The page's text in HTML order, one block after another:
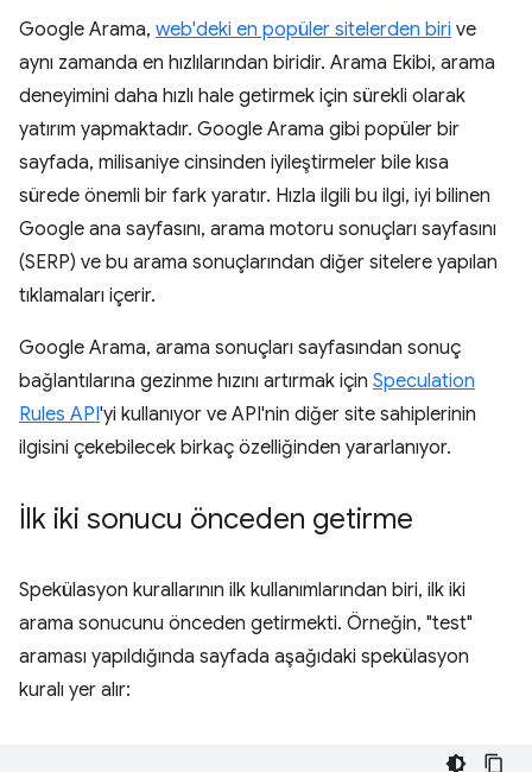
Google Arama, web'deki en popüler sitelerden biri ve
aynı zamanda en hızlılarından biridir. Arama Ekibi, arama
deneyimini daha hızlı hale getirmek için sürekli olarak
yatırım yapmaktadır. Google Arama gibi popüler bir
sayfada, milisaniye cinsinden iyileştirmeler bile kısa
sürede önemli bir fark yaratır. Hızla ilgili bu ilgi, iyi bilinen
Google ana sayfasını, arama motoru sonuçları sayfasını
(SERP) ve bu arama sonuçlarından diğer sitelere yapılan
tıklamaları içerir.
Google Arama, arama sonuçları sayfasından sonuç
bağlantılarına gezinme hızını artırmak için Speculation
Rules API'yi kullanıyor ve API'nin diğer site sahiplerinin
ilgisini çekebilecek birkaç özelliğinden yararlanıyor.
İlk iki sonucu önceden getirme
Spekülasyon kurallarının ilk kullanımlarından biri, ilk iki
arama sonucunu önceden getirmekti. Örneğin, "test"
araması yapıldığında sayfada aşağıdaki spekülasyon
kuralı yer alır: